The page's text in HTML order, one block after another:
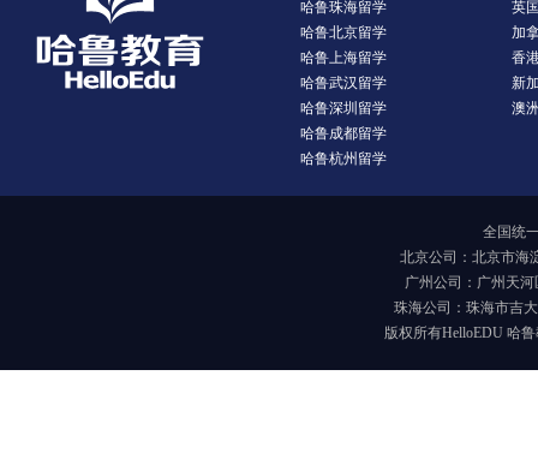
哈鲁珠海留学
哈鲁北京留学
哈鲁上海留学
哈鲁武汉留学
哈鲁深圳留学
哈鲁成都留学
哈鲁杭州留学
英
加
香
新
澳
全国统
北京公司：北京市海
广州公司：广州天
珠海公司：珠海市吉
版权所有HelloEDU 哈